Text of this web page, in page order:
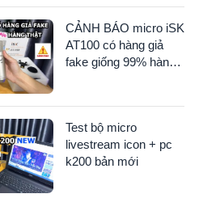
CẢNH BÁO micro iSK
AT100 có hàng giả
fake giống 99% hàng
Test bộ micro
livestream icon + pc
k200 bản mới